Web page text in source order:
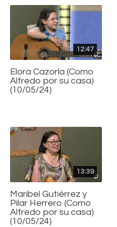
12:47
Elora Cazorla (Como
Alfredo por su casa)
(10/05/24)
13:39
Maribel Gutiérrez y
Pilar Herrero (Como
Alfredo por su casa)
(10/05/24)